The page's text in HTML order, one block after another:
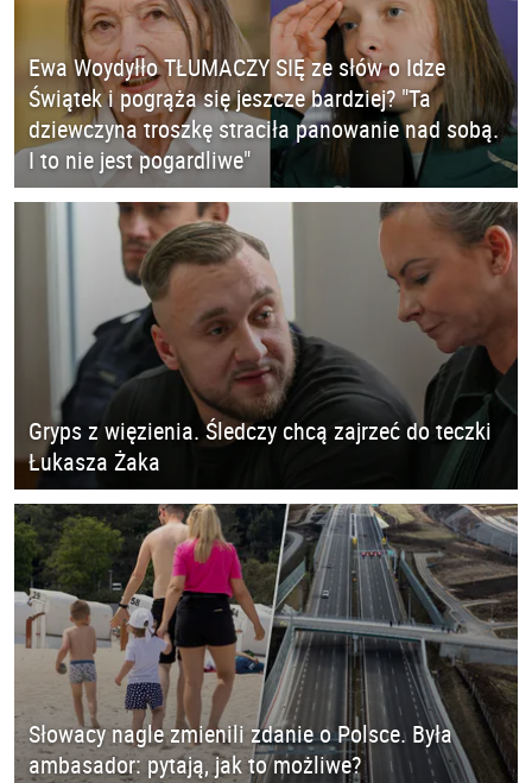
Ewa Woydyłło TŁUMACZY SIĘ ze słów o Idze
Świątek i pogrąża się jeszcze bardziej? "Ta
dziewczyna troszkę straciła panowanie nad sobą.
I to nie jest pogardliwe"
Gryps z więzienia. Śledczy chcą zajrzeć do teczki
Łukasza Żaka
Słowacy nagle zmienili zdanie o Polsce. Była
ambasador: pytają, jak to możliwe?